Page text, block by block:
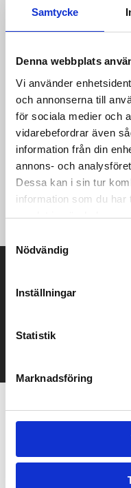
Samtycke
Denna webbplats
Vi använder
och annonserna till
för sociala medier och
vidarebefordrar även
information från din
annons- och
Dessa kan i sin tur
information som du har
samlat in när du har
Nödvändig
Inställningar
Statistik
Marknadsföring
Produktinformation
·280 g/m² ·80% Cotton,
(Recycled) ·Light Oxford
(Recycled) ·100%
peach handfeel ·Low
anti-pilling inside ·2-
contrasted colour,
stitched eyelets and
·Necktape ·Ribbed
bottom pocket opening
·Side seams ·Half moon
purposes ·Tagless (size
Kontakta oss här för
Relaterade